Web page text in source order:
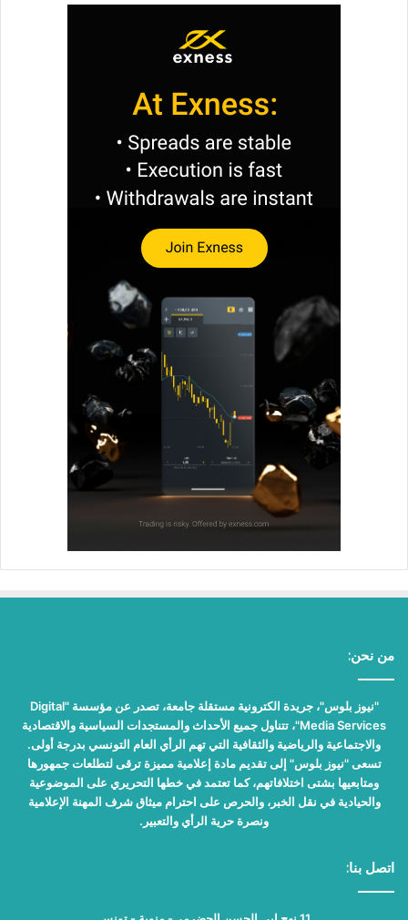
من نحن:
"نيوز بلوس"، جريدة الكترونية مستقلة جامعة، تصدر عن مؤسسة "Digital
Media Services"، تتناول جميع الأحداث والمستجدات السياسية والاقتصادية
والاجتماعية والرياضية والثقافية التي تهم الرأي العام التونسي بدرجة أولى.
تسعى "نيوز بلوس" إلى تقديم مادة إعلامية مميزة ترقى لتطلعات جمهورها
ومتابعيها بشتى اختلافاتهم، كما تعتمد في خطها التحريري على الموضوعية
والحيادية في نقل الخبر، والحرص على احترام ميثاق شرف المهنة الإعلامية
ونصرة حرية الرأي والتعبير.
اتصل بنا: